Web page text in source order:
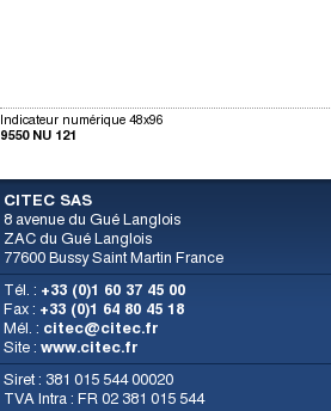
Indicateur numérique 48x96
9550 NU 121
CITEC SAS
8 avenue du Gué Langlois
ZAC du Gué Langlois
77600 Bussy Saint Martin France
Tél. : +33 (0)1 60 37 45 00
Fax : +33 (0)1 64 80 45 18
Mél. : citec@citec.fr
Site : www.citec.fr
Siret : 381 015 544 00020
TVA Intra : FR 02 381 015 544